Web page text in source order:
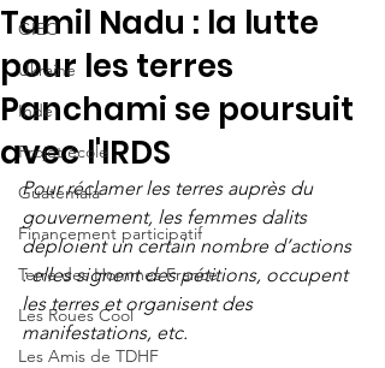
GIEC
Ukraine
Inde
Projet école
Guatemala
Financement participatif
Terre des Hommes France
Les Roues Cool
Les Amis de TDHF
Tamil Nadu : la lutte
pour les terres
Panchami se poursuit
avec l'IRDS
Pour réclamer les terres auprès du
gouvernement, les femmes dalits
déploient un certain nombre d’actions
: elles signent des pétitions, occupent
les terres et organisent des
manifestations, etc.